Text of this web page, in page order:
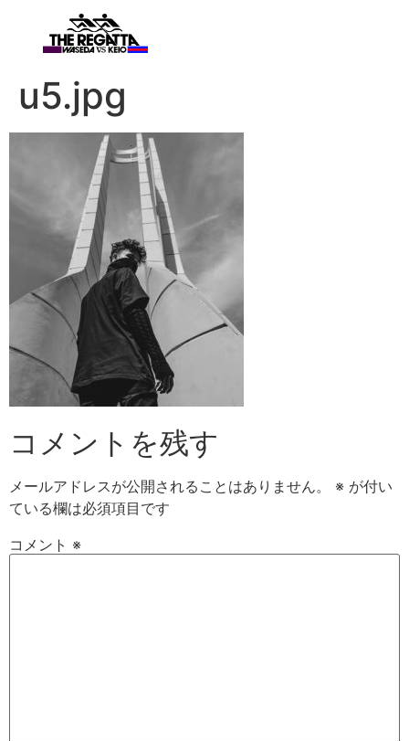
u5.jpg
コメントを残す
メールアドレスが公開されることはありません。 ※ が付い
ている欄は必須項目です
コメント ※